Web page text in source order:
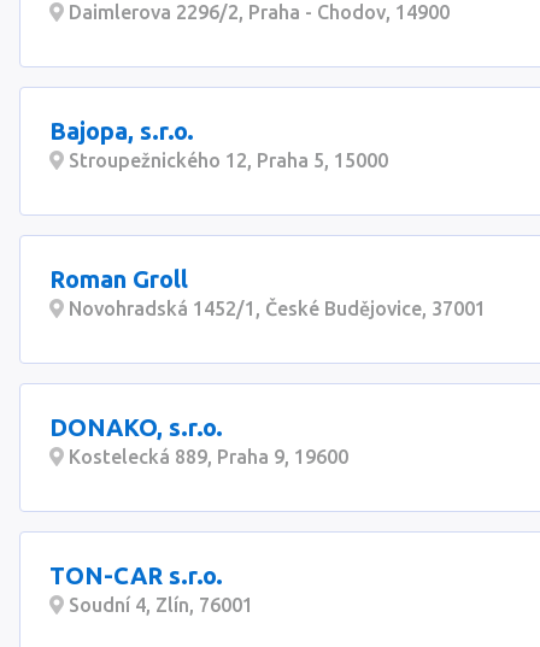
Daimlerova 2296/2, Praha - Chodov, 14900
Bajopa, s.r.o.
Stroupežnického 12, Praha 5, 15000
Roman Groll
Novohradská 1452/1, České Budějovice, 37001
DONAKO, s.r.o.
Kostelecká 889, Praha 9, 19600
TON-CAR s.r.o.
Soudní 4, Zlín, 76001